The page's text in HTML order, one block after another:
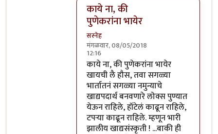
काये ना, की
पुणेकरांना भायेर
सस्नेह
मंगळवार, 08/05/2018
12:16
In reply toसोलापूर काय आणि कोल्हापूर
काये ना, की पुणेकरांना भायेर
खायची लै हौस, तवा सगळ्या
भार्तातनं सगळ्या नमुन्याचे
खाद्यपदार्थ बनवणारे लोक्स पुण्यात
येऊन राहिले, हॉटेलं काढून राहिले,
टपऱ्या काढून राहिले. म्हणून भारी
झालीय खाद्यसंस्कृती ! ...बाकी ही